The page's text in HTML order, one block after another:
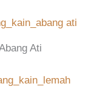
Ati